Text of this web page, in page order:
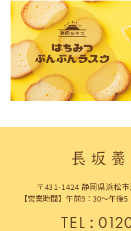
〒431-1424 静岡県浜松
【営業時間】午前9：30～午後
TEL：